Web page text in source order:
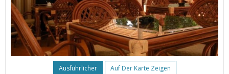
Ausführlicher Auf Der Karte Zeigen